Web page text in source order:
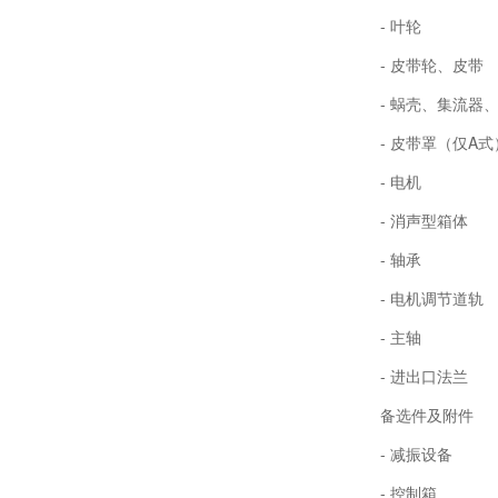
- 叶轮
- 皮带轮、皮带
- 蜗壳、集流器
- 皮带罩（仅A式）
- 电机
- 消声型箱体
- 轴承
- 电机调节道轨
- 主轴
- 进出口法兰
备选件及附件
- 减振设备
- 控制箱